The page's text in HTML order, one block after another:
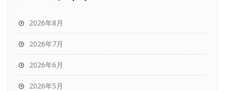
2026年8月
2026年7月
2026年6月
2026年5月